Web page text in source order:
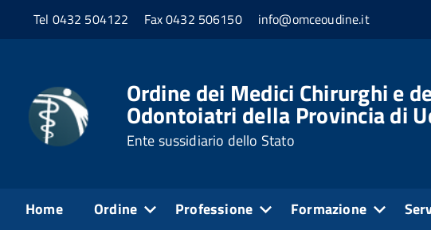
Tel 0432 504122 Fax 0432 506150 info@omceoudine.it
Ordine dei Medici Chirurghi e
Odontoiatri della Provincia di
Ente sussidiario dello Stato
Home Ordine Professione Formazione